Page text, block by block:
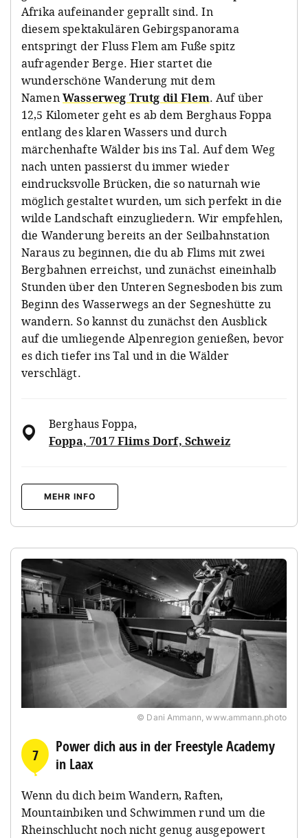
Afrika aufeinander geprallt sind. In
diesem spektakulären Gebirgspanorama
entspringt der Fluss Flem am Fuße spitz
aufragender Berge. Hier startet die
wunderschöne Wanderung mit dem
NamenWasserweg Trutg dil Flem. Auf über
12,5 Kilometer geht es ab dem Berghaus Foppa
entlang des klaren Wassers und durch
märchenhafte Wälder bis ins Tal. Auf dem Weg
nach unten passierst du immer wieder
eindrucksvolle Brücken, die so naturnah wie
möglich gestaltet wurden, um sich perfekt in die
wilde Landschaft einzugliedern. Wir empfehlen,
die Wanderung bereits an der Seilbahnstation
Naraus zu beginnen, die du ab Flims mit zwei
Bergbahnen erreichst, und zunächst eineinhalb
Stunden über den Unteren Segnesboden bis zum
Beginn des Wasserwegs an der Segneshütte zu
wandern. So kannst du zunächst den Ausblick
auf die umliegende Alpenregion genießen, bevor
es dich tiefer ins Tal und in die Wälder
verschlägt.
Berghaus Foppa,
Foppa, 7017 Flims Dorf, Schweiz
MEHR INFO
© Dani Ammann, www.ammann.photo
7
Power dich aus in der Freestyle Academy
in Laax
Wenn du dich beim Wandern, Raften,
Mountainbiken und Schwimmen rund um die
Rheinschlucht noch nicht genug ausgepowert